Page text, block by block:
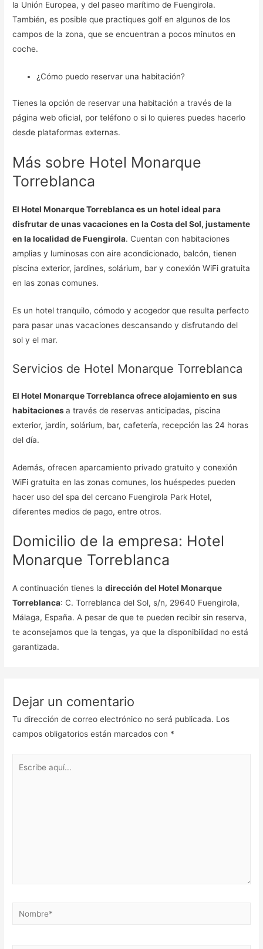
la Unión Europea, y del paseo marítimo de Fuengirola.
También, es posible que practiques golf en algunos de los
campos de la zona, que se encuentran a pocos minutos en
coche.
¿Cómo puedo reservar una habitación?
Tienes la opción de reservar una habitación a través de la
página web oficial, por teléfono o si lo quieres puedes hacerlo
desde plataformas externas.
Más sobre Hotel Monarque
Torreblanca
El Hotel Monarque Torreblanca es un hotel ideal para
disfrutar de unas vacaciones en la Costa del Sol, justamente
en la localidad de Fuengirola. Cuentan con habitaciones
amplias y luminosas con aire acondicionado, balcón, tienen
piscina exterior, jardines, solárium, bar y conexión WiFi gratuita
en las zonas comunes.
Es un hotel tranquilo, cómodo y acogedor que resulta perfecto
para pasar unas vacaciones descansando y disfrutando del
sol y el mar.
Servicios de Hotel Monarque Torreblanca
El Hotel Monarque Torreblanca ofrece alojamiento en sus
habitacionesa través de reservas anticipadas, piscina
exterior, jardín, solárium, bar, cafetería, recepción las 24 horas
del día.
Además, ofrecen aparcamiento privado gratuito y conexión
WiFi gratuita en las zonas comunes, los huéspedes pueden
hacer uso del spa del cercano Fuengirola Park Hotel,
diferentes medios de pago, entre otros.
Domicilio de la empresa: Hotel
Monarque Torreblanca
A continuación tienes ladirección del Hotel Monarque
Torreblanca: C. Torreblanca del Sol, s/n, 29640 Fuengirola,
Málaga, España. A pesar de que te pueden recibir sin reserva,
te aconsejamos que la tengas, ya que la disponibilidad no está
garantizada.
Dejar un comentario
Tu dirección de correo electrónico no será publicada. Los
campos obligatorios están marcados con *
Nombre*